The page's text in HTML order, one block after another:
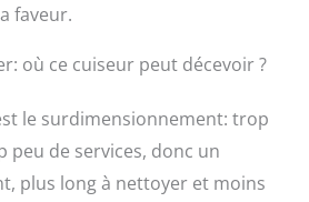
faveur.
où ce cuiseur peut décevoir ?
le surdimensionnement: trop
peu de services, donc un
plus long à nettoyer et moins